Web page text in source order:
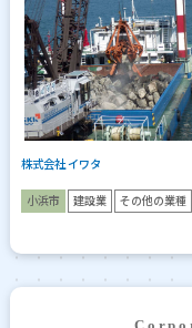
株式会社 イワタ
小浜市 建設業 その他の業種